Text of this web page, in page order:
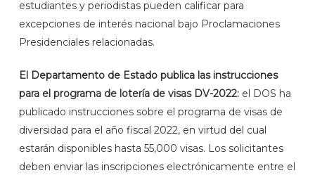
estudiantes y periodistas pueden calificar para
excepciones de interés nacional bajo Proclamaciones
Presidenciales relacionadas.
El Departamento de Estado publica las instrucciones
para el programa de lotería de visas DV-2022:el DOS ha
publicado instrucciones sobre el programa de visas de
diversidad para el año fiscal 2022, en virtud del cual
estarán disponibles hasta 55,000 visas. Los solicitantes
deben enviar las inscripciones electrónicamente entre el